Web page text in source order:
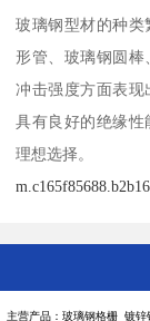
玻璃钢型材的种类
形管、玻璃钢圆棒
冲击强度方面表
具有良好的绝缘性
理想选择。
主营产品：玻璃钢格栅 镀